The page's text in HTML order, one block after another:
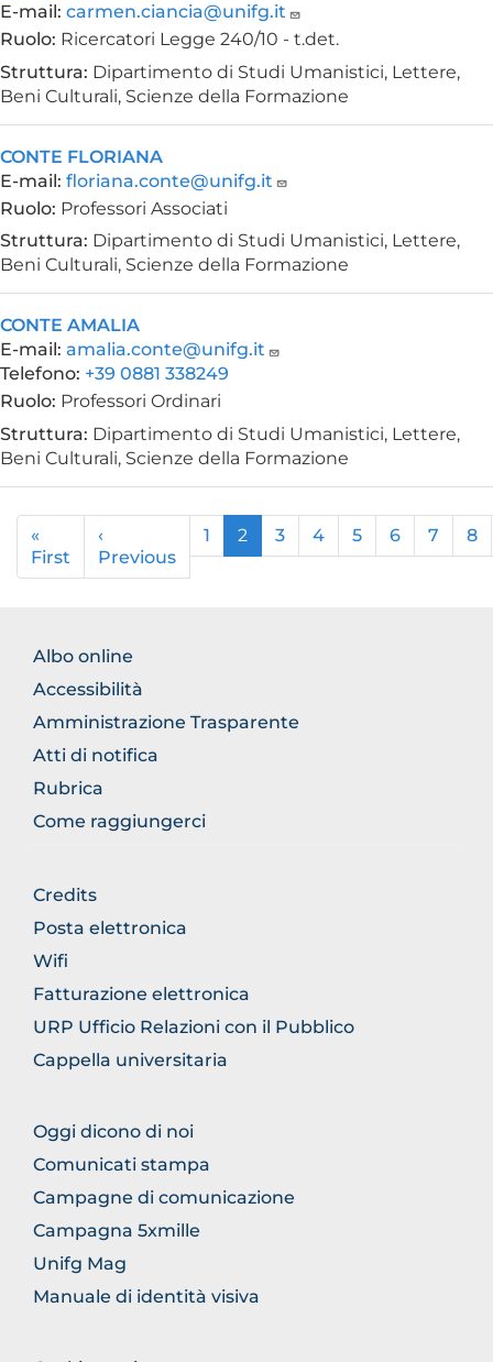
E-mail: carmen.ciancia@unifg.it
Ruolo: Ricercatori Legge 240/10 - t.det.
Struttura: Dipartimento di Studi Umanistici, Lettere,
Beni Culturali, Scienze della Formazione
CONTE FLORIANA
E-mail: floriana.conte@unifg.it
Ruolo: Professori Associati
Struttura: Dipartimento di Studi Umanistici, Lettere,
Beni Culturali, Scienze della Formazione
CONTE AMALIA
E-mail: amalia.conte@unifg.it
Telefono: +39 0881 338249
Ruolo: Professori Ordinari
Struttura: Dipartimento di Studi Umanistici, Lettere,
Beni Culturali, Scienze della Formazione
Paginazione
«
First Prima
pagina
‹
Previous Pagina
precedente
1 2 3 4 5 6 7 8
FOOTER
NORMATIVA
Albo online
Accessibilità
Amministrazione Trasparente
Atti di notifica
Rubrica
Come raggiungerci
FOOTER
GENERICO
Credits
Posta elettronica
Wifi
Fatturazione elettronica
URP Ufficio Relazioni con il Pubblico
Cappella universitaria
FOOTER
COMUNICAZIONE
Oggi dicono di noi
Comunicati stampa
Campagne di comunicazione
Campagna 5xmille
Unifg Mag
Manuale di identità visiva